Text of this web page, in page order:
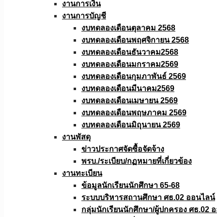
งานการเงิน
งานการบัญชี
งบทดลองเดือนตุลาคม 2568
งบทดลองเดือนพฤศจิกายน 2568
งบทดลองเดือนธันวาคม2568
งบทดลองเดือนมกราคม2569
งบทดลองเดือนกุมภาพันธ์ 2569
งบทดลองเดือนมีนาคม2569
งบทดลองเดือนเมษายน 2569
งบทดลองเดือนพฤษภาคม 2569
งบทดลองเดือนมิถุนายน 2569
งานพัสดุ
ข่าวประกาศจัดซื้อจัดจ้าง
พรบ./ระเบียบ/กฏหมายที่เกี่ยวข้อง
งานทะเบียน
ข้อมูลนักเรียนนักศึกษา 65-68
ระบบบริหารสถานศึกษา ศธ.02 ออนไลน์
กลุ่มนักเรียนนักศึกษา/ผู้ปกครอง ศธ.02